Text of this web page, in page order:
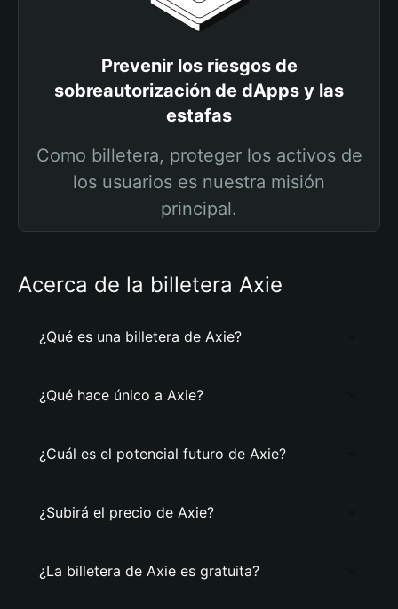
Prevenir los riesgos de
sobreautorización de dApps y las
estafas
Como billetera, proteger los activos de
los usuarios es nuestra misión
principal.
Acerca de la billetera Axie
¿Qué es una billetera de Axie?
¿Qué hace único a Axie?
¿Cuál es el potencial futuro de Axie?
¿Subirá el precio de Axie?
¿La billetera de Axie es gratuita?